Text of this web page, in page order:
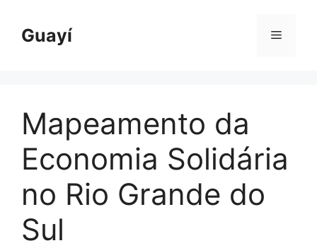
Guayí Menu
Mapeamento da
Economia Solidária
no Rio Grande do
Sul